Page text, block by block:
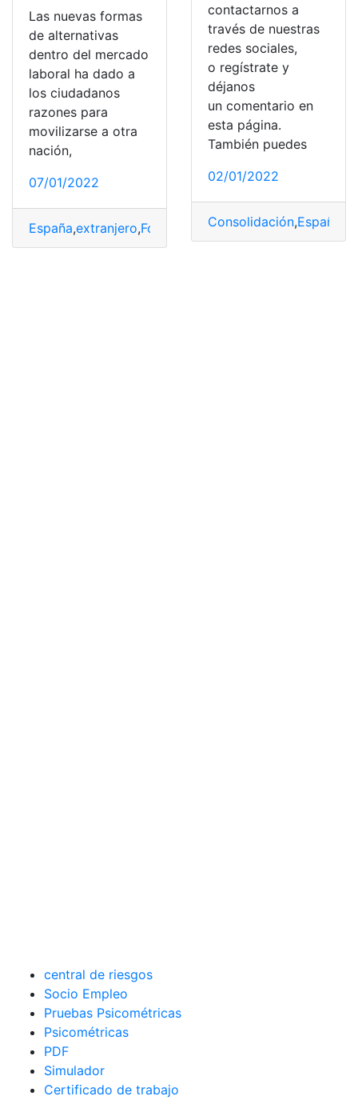
Las nuevas formas
de alternativas
dentro del mercado
laboral ha dado a
los ciudadanos
razones para
movilizarse a otra
nación,
07/01/2022
España,extranjero,Formulario A1,laboral,Trabajadores
contactarnos a
través de nuestras
redes sociales,
o regístrate y
déjanos
un comentario en
esta página.
También puedes
02/01/2022
Consolidación,España
central de riesgos
Socio Empleo
Pruebas Psicométricas
Psicométricas
PDF
Simulador
Certificado de trabajo